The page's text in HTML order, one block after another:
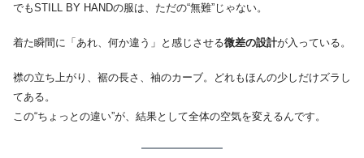
でもSTILL BY HANDの服は、ただの“無難”じゃない。
着た瞬間に「あれ、何か違う」と感じさせる微差の設計が入っている。
襟の立ち上がり、裾の長さ、袖のカーブ。どれもほんの少しだけズラし
てある。
この“ちょっとの違い”が、結果として全体の空気を変えるんです。